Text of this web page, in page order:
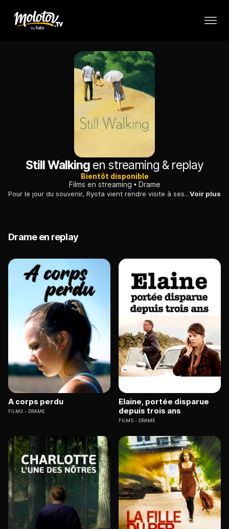
Still Walking en streaming & replay
Bientôt disponible
Films en streaming
Drame
Pour le jour du souvenir, Ryota vient rendre visite à ses parents avec sa femme, Yukari, et le fils de celle-ci qu'il a adopté, Atsushi. Sa mère et sa soeur préparent le repas. Son père, un médecin..Voir plus
Drame en replay
A corps perdu
FILMS DRAME
Elaine, portée disparue
depuis trois ans
FILMS DRAME